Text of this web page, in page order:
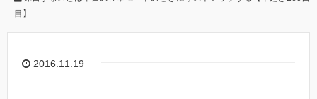
目】
2016.11.19